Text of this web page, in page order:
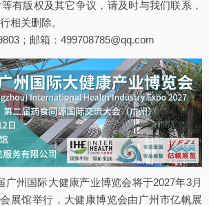
有版权及其它争议，请及时与我们联系，
相关删除。
；邮箱：499708785@qq.com
广州国际大健康产业博览会将于2027年3月
展馆举行，大健康博览会由广州市亿帆展